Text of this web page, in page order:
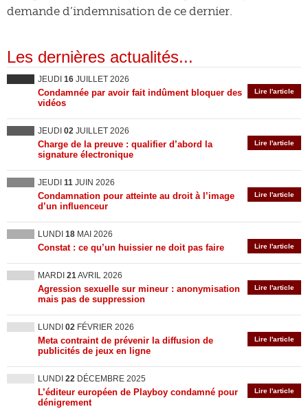
demande d’indemnisation de ce dernier.
Les dernières actualités...
JEUDI 16 JUILLET 2026
Lire l'article
Condamnée par avoir fait indûment bloquer des
vidéos
JEUDI 02 JUILLET 2026
Lire l'article
Charge de la preuve : qualifier d’abord la
signature électronique
JEUDI 11 JUIN 2026
Lire l'article
Condamnation pour atteinte au droit à l’image
d’un influenceur
LUNDI 18 MAI 2026
Lire l'article
Constat : ce qu’un huissier ne doit pas faire
MARDI 21AVRIL 2026
Lire l'article
Agression sexuelle sur mineur : anonymisation
mais pas de suppression
LUNDI 02 FÉVRIER 2026
Lire l'article
Meta contraint de prévenir la diffusion de
publicités de jeux en ligne
LUNDI 22 DÉCEMBRE 2025
Lire l'article
L’éditeur européen de Playboy condamné pour
dénigrement